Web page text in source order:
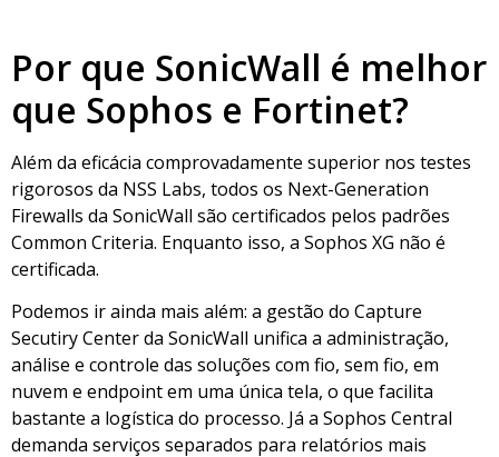
Por que SonicWall é melhor
que Sophos e Fortinet?
Além da eficácia comprovadamente superior nos testes
rigorosos da NSS Labs, todos os Next-Generation
Firewalls da SonicWall são certificados pelos padrões
Common Criteria. Enquanto isso, a Sophos XG não é
certificada.
Podemos ir ainda mais além: a gestão do Capture
Secutiry Center da SonicWall unifica a administração,
análise e controle das soluções com fio, sem fio, em
nuvem e endpoint em uma única tela, o que facilita
bastante a logística do processo. Já a Sophos Central
demanda serviços separados para relatórios mais